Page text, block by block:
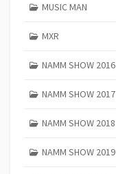
MUSIC MAN
MXR
NAMM SHOW 2016
NAMM SHOW 2017
NAMM SHOW 2018
NAMM SHOW 2019